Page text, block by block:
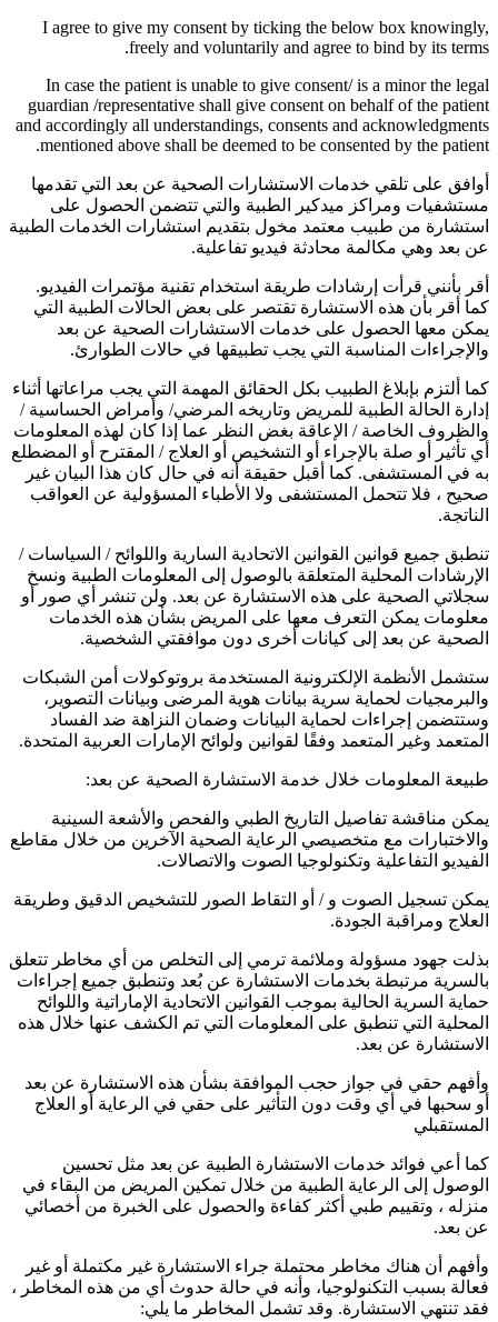
I agree to give my consent by ticking the below box knowingly,
freely and voluntarily and agree to bind by its terms.
In case the patient is unable to give consent/ is a minor the legal
guardian /representative shall give consent on behalf of the patient
and accordingly all understandings, consents and acknowledgments
mentioned above shall be deemed to be consented by the patient.
أوافق على تلقي خدمات الاستشارات الصحية عن بعد التي تقدمها
مستشفيات ومراكز ميدكير الطبية والتي تتضمن الحصول على
استشارة من طبيب معتمد مخول بتقديم استشارات الخدمات الطبية
عن بعد وهي مكالمة محادثة فيديو تفاعلية.
أقر بأنني قرأت إرشادات طريقة استخدام تقنية مؤتمرات الفيديو.
كما أقر بأن هذه الاستشارة تقتصر على بعض الحالات الطبية التي
يمكن معها الحصول على خدمات الاستشارات الصحية عن بعد
والإجراءات المناسبة التي يجب تطبيقها في حالات الطوارئ.
كما ألتزم بإبلاغ الطبيب بكل الحقائق المهمة التي يجب مراعاتها أثناء
إدارة الحالة الطبية للمريض وتاريخه المرضي/ وأمراض الحساسية /
والظروف الخاصة / الإعاقة بغض النظر عما إذا كان لهذه المعلومات
أي تأثير أو صلة بالإجراء أو التشخيص أو العلاج / المقترح أو المضطلع
به في المستشفى. كما أقبل حقيقة أنه في حال كان هذا البيان غير
صحيح ، فلا تتحمل المستشفى ولا الأطباء المسؤولية عن العواقب
الناتجة.
تنطبق جميع قوانين القوانين الاتحادية السارية واللوائح / السياسات /
الإرشادات المحلية المتعلقة بالوصول إلى المعلومات الطبية ونسخ
سجلاتي الصحية على هذه الاستشارة عن بعد. ولن تنشر أي صور أو
معلومات يمكن التعرف معها على المريض بشأن هذه الخدمات
الصحية عن بعد إلى كيانات أخرى دون موافقتي الشخصية.
ستشمل الأنظمة الإلكترونية المستخدمة بروتوكولات أمن الشبكات
والبرمجيات لحماية سرية بيانات هوية المرضى وبيانات التصوير،
وستتضمن إجراءات لحماية البيانات وضمان النزاهة ضد الفساد
المتعمد وغير المتعمد وفقًا لقوانين ولوائح الإمارات العربية المتحدة.
طبيعة المعلومات خلال خدمة الاستشارة الصحية عن بعد:
يمكن مناقشة تفاصيل التاريخ الطبي والفحص والأشعة السينية
والاختبارات مع متخصيصي الرعاية الصحية الآخرين من خلال مقاطع
الفيديو التفاعلية وتكنولوجيا الصوت والاتصالات.
يمكن تسجيل الصوت و / أو التقاط الصور للتشخيص الدقيق وطريقة
العلاج ومراقبة الجودة.
بذلت جهود مسؤولة وملائمة ترمي إلى التخلص من أي مخاطر تتعلق
بالسرية مرتبطة بخدمات الاستشارة عن بُعد وتنطبق جميع إجراءات
حماية السرية الحالية بموجب القوانين الاتحادية الإماراتية واللوائح
المحلية التي تنطبق على المعلومات التي تم الكشف عنها خلال هذه
الاستشارة عن بعد.
وأفهم حقي في جواز حجب الموافقة بشأن هذه الاستشارة عن بعد
أو سحبها في أي وقت دون التأثير على حقي في الرعاية أو العلاج
المستقبلي
كما أعي فوائد خدمات الاستشارة الطبية عن بعد مثل تحسين
الوصول إلى الرعاية الطبية من خلال تمكين المريض من البقاء في
منزله ، وتقييم طبي أكثر كفاءة والحصول على الخبرة من أخصائي
عن بعد.
وأفهم أن هناك مخاطر محتملة جراء الاستشارة غير مكتملة أو غير
فعالة بسبب التكنولوجيا، وأنه في حالة حدوث أي من هذه المخاطر ،
فقد تنتهي الاستشارة. وقد تشمل المخاطر ما يلي: